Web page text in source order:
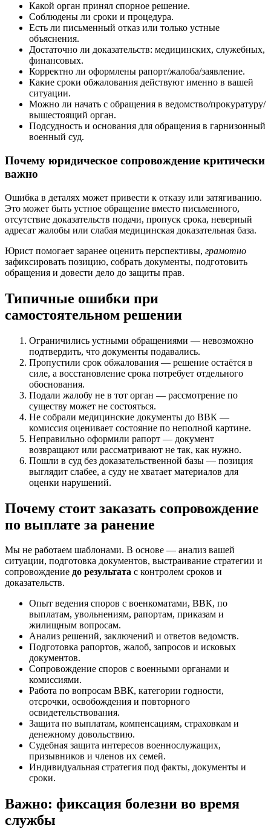
Какой орган принял спорное решение.
Соблюдены ли сроки и процедура.
Есть ли письменный отказ или только устные
объяснения.
Достаточно ли доказательств: медицинских, служебных,
финансовых.
Корректно ли оформлены рапорт/жалоба/заявление.
Какие сроки обжалования действуют именно в вашей
ситуации.
Можно ли начать с обращения в ведомство/прокуратуру/
вышестоящий орган.
Подсудность и основания для обращения в гарнизонный
военный суд.
Почему юридическое сопровождение критически
важно
Ошибка в деталях может привести к отказу или затягиванию.
Это может быть устное обращение вместо письменного,
отсутствие доказательств подачи, пропуск срока, неверный
адресат жалобы или слабая медицинская доказательная база.
Юрист помогает заранее оценить перспективы, грамотно
зафиксировать позицию, собрать документы, подготовить
обращения и довести дело до защиты прав.
Типичные ошибки при
самостоятельном решении
Ограничились устными обращениями — невозможно
подтвердить, что документы подавались.
Пропустили срок обжалования — решение остаётся в
силе, а восстановление срока потребует отдельного
обоснования.
Подали жалобу не в тот орган — рассмотрение по
существу может не состояться.
Не собрали медицинские документы до ВВК —
комиссия оценивает состояние по неполной картине.
Неправильно оформили рапорт — документ
возвращают или рассматривают не так, как нужно.
Пошли в суд без доказательственной базы — позиция
выглядит слабее, а суду не хватает материалов для
оценки нарушений.
Почему стоит заказать сопровождение
по выплате за ранение
Мы не работаем шаблонами. В основе — анализ вашей
ситуации, подготовка документов, выстраивание стратегии и
сопровождение до результата с контролем сроков и
доказательств.
Опыт ведения споров с военкоматами, ВВК, по
выплатам, увольнениям, рапортам, приказам и
жилищным вопросам.
Анализ решений, заключений и ответов ведомств.
Подготовка рапортов, жалоб, запросов и исковых
документов.
Сопровождение споров с военными органами и
комиссиями.
Работа по вопросам ВВК, категории годности,
отсрочки, освобождения и повторного
освидетельствования.
Защита по выплатам, компенсациям, страховкам и
денежному довольствию.
Судебная защита интересов военнослужащих,
призывников и членов их семей.
Индивидуальная стратегия под факты, документы и
сроки.
Важно: фиксация болезни во время
службы